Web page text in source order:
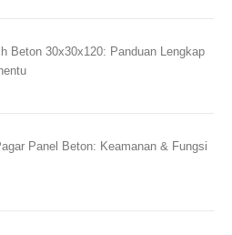
Beton 30x30x120: Panduan Lengkap
Panel Beton: Keamanan & Fungsi